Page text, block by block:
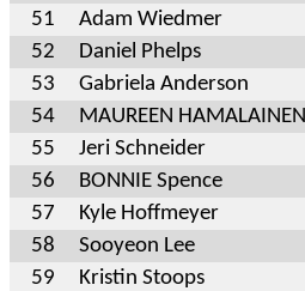
51
Adam Wiedmer
52
Daniel Phelps
53
Gabriela Anderson
54
MAUREEN HAMALAINEN
55
Jeri Schneider
56
BONNIE Spence
57
Kyle Hoffmeyer
58
Sooyeon Lee
59
Kristin Stoops